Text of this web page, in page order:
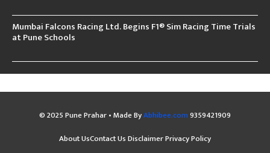
Mumbai Falcons Racing Ltd. Begins F1® Sim Racing Time Trials
at Pune Schools
© 2025 Pune Prahar • Made ByAbhibee.com9359421909
About UsContact UsDisclaimerPrivacy Policy